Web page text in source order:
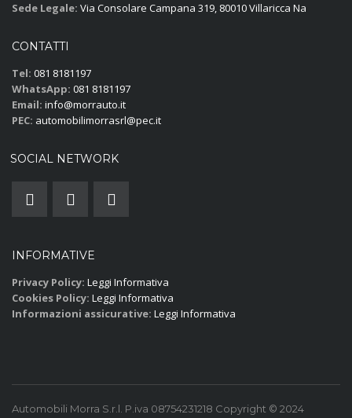
Sede Legale: Via Consolare Campana 319, 80010 Villaricca Na
CONTATTI
Tel: 081 8181197
WhatsApp: 081 8181197
Email: info@morrauto.it
PEC: automobilimorrasrl@pec.it
SOCIAL NETWORK
INFORMATIVE
Privacy Policy: Leggi Informativa
Cookies Policy: Leggi Informativa
Informazioni assicurative: Leggi Informativa
Automobili Morra S.r.l. P.iva 08754231218 Copyright © 2024